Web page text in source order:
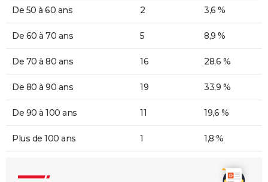
De 50 à 60 ans 2 3,6 %
De 60 à 70 ans 5 8,9 %
De 70 à 80 ans 16 28,6 %
De 80 à 90 ans 19 33,9 %
De 90 à 100 ans 11 19,6 %
Plus de 100 ans 1 1,8 %